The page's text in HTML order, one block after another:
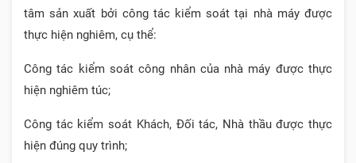
tâm sản xuất bởi công tác kiểm soát tại nhà máy được
thực hiện nghiêm, cụ thể:
Công tác kiểm soát công nhân của nhà máy được thực
hiện nghiêm túc;
Công tác kiểm soát Khách, Đối tác, Nhà thầu được thực
hiện đúng quy trình;